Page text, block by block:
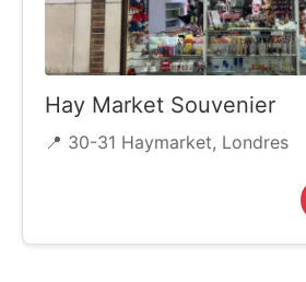
Hay Market Souvenier
📍 30-31 Haymarket, Londres